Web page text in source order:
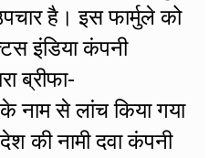
है। इस फार्मुले को
इंडिया कंपनी
ब्रीफा-
नाम से लांच किया गया
की नामी दवा कंपनी